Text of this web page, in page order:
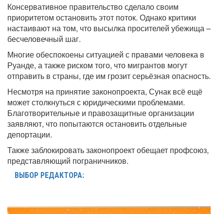
Консервативное правительство сделало своим
приоритетом остановить этот поток. Однако критики
настаивают на том, что высылка просителей убежища –
бесчеловечный шаг.
Многие обеспокоены ситуацией с правами человека в
Руанде, а также риском того, что мигрантов могут
отправить в страны, где им грозит серьёзная опасность.
Несмотря на принятие законопроекта, Сунак всё ещё
может столкнуться с юридическими проблемами.
Благотворительные и правозащитные организации
заявляют, что попытаются остановить отдельные
депортации.
Также заблокировать законопроект обещает профсоюз,
представляющий пограничников.
ВЫБОР РЕДАКТОРА: